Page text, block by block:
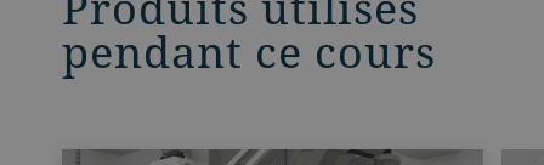
pendant ce cours